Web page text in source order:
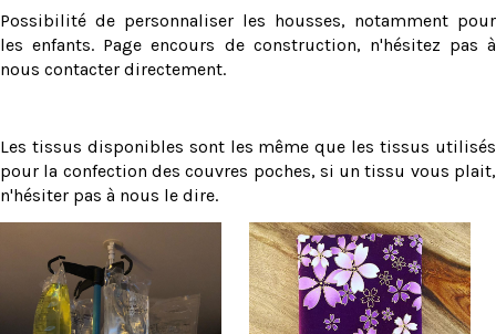
Possibilité de personnaliser les housses, notamment pour
les enfants. Page encours de construction, n'hésitez pas à
nous contacter directement.
Les tissus disponibles sont les même que les tissus utilisés
pour la confection des couvres poches, si un tissu vous plait,
n'hésiter pas à nous le dire.